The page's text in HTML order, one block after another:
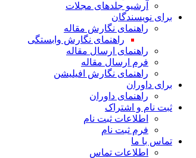
آرشیو جلدهای مجلات
برای نویسندگان
راهنمای نگارش مقاله
راهنمای نگارش وابستگی
راهنمای ارسال مقاله
فرم ارسال مقاله
راهنمای نگارش افیلیشن
برای داوران
راهنمای داوران
ثبت نام و اشتراک
اطلاعات ثبت نام
فرم ثبت نام
تماس با ما
اطلاعات تماس